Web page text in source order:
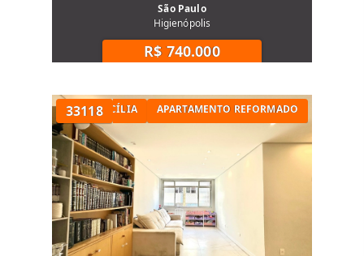
São Paulo
Higienópolis
R$ 740.000
33118
NA SANTA CECÍLIA APARTAMENTO REFORMADO